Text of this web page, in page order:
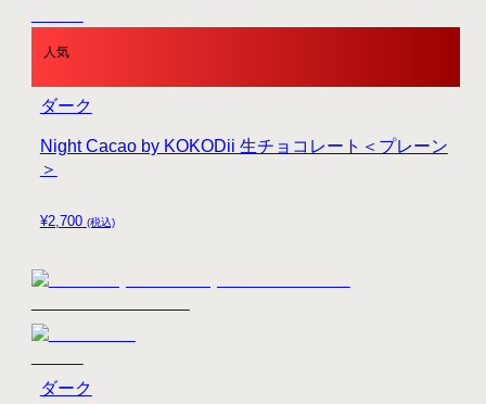
人気
¥2,700 (税込)
Night Cacao by KOKODii 生チョコレート＜プレーン
＞
ダーク
ダーク